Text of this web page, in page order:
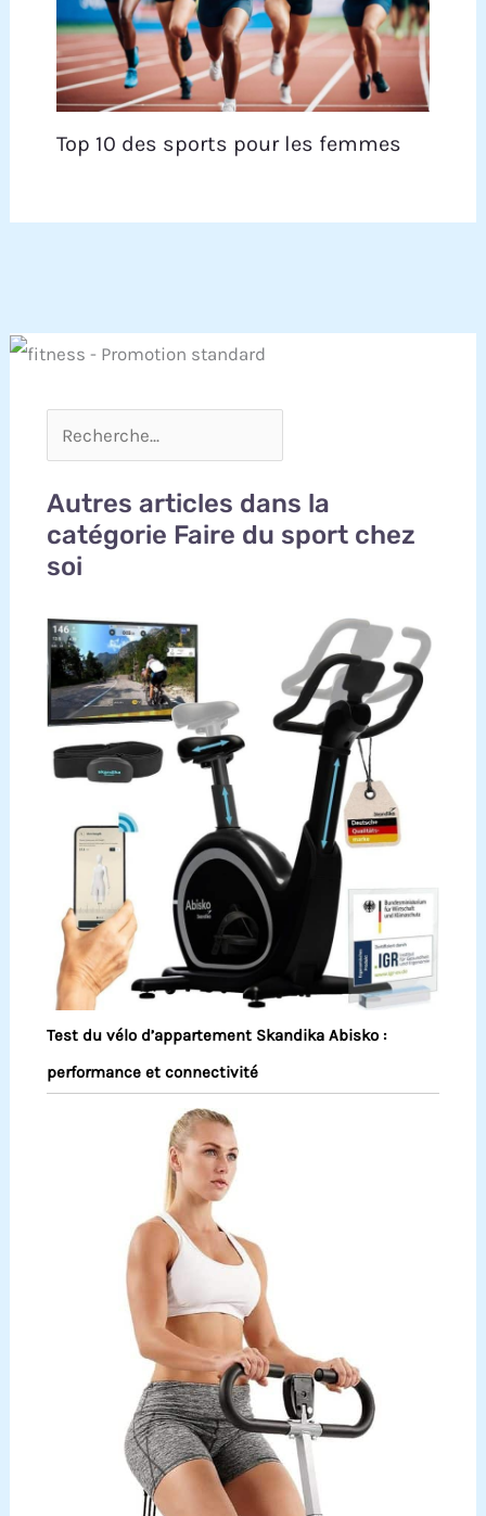
Top 10 des sports pour les femmes
Autres articles dans la
catégorie Faire du sport chez
soi
Test du vélo d’appartement Skandika Abisko :
performance et connectivité